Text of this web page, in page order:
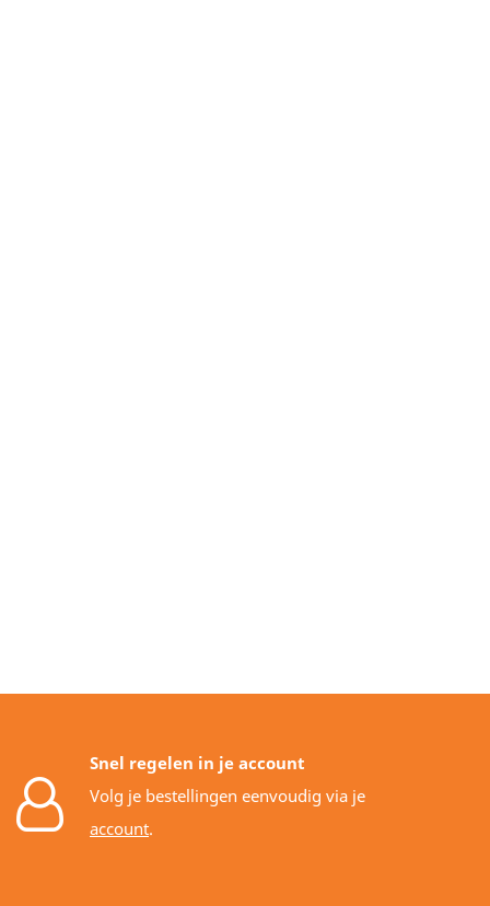
Snel regelen in je account
Volg je bestellingen eenvoudig via je
account.